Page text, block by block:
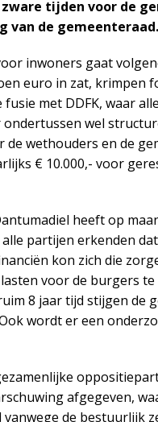
tijden voor de
van de gemeenteraad.
inwoners gaat
euro in zat, krimpen
met DDFK, waar
wel
de wethouders en de
€ 10.000,- voor
heeft op
partijen erkenden
kon zich die
voor de burgers
8 jaar tijd stijgen de
wordt er een
afgegeven,
de bestuurlijk